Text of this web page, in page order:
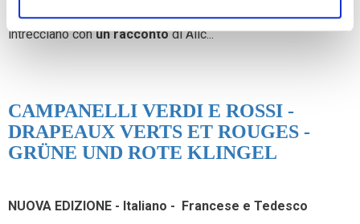
da grandi firme della fotografia contemporanea che si
intrecciano conun raccontodiAlic...
CAMPANELLI VERDI E ROSSI -
DRAPEAUX VERTS ET ROUGES -
GRÜNE UND ROTE KLINGEL
NUOVA EDIZIONE - Italiano - Francese e Tedesco